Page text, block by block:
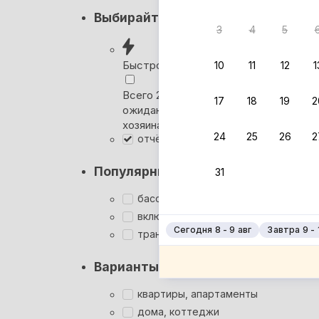
3 4 5
10 11 12
17 18 19
24 25 26
31
Сегодня 8 - 9 авг Завтра 9 -
Выбирайте лучшее
Быстрое бронирование
Всего 2 минуты, без
ожидания ответа от
хозяина
отчётные документы
Популярные фильтры
бассейн
включён завтрак
трансфер
Варианты размещения
квартиры, апартаменты
дома, коттеджи
Вернём
Кэшбэк